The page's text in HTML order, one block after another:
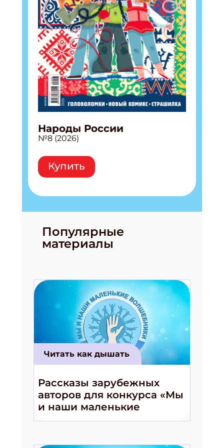
Народы России
№8 (2026)
Купить
Популярные
материалы
Читать как дышать
Рассказы зарубежных
авторов для конкурса «Мы
и наши маленькие
волшебники!»